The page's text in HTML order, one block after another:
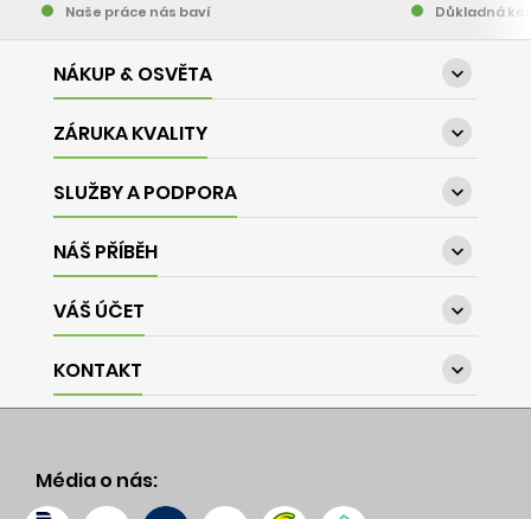
Naše práce nás baví
Důkladná
NÁKUP & OSVĚTA 
ZÁRUKA KVALITY 
SLUŽBY A PODPORA 
NÁŠ PŘÍBĚH 
VÁŠ ÚČET 
KONTAKT 
Média o nás: